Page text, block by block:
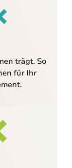
trägt. So
für Ihr